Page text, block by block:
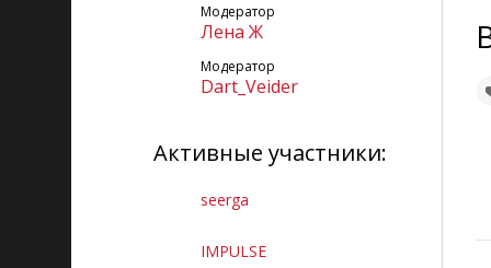
ОК группа Здоровая еда-это
здорово
ФБ страница Здоровая еда-
это здорово
ФБ группа Живем в ладу с
собой
ФБ профиль
Твитер
Модератор
Лена Ж
Модератор
Dart_Veider
Активные участники:
seerga
IMPULSE